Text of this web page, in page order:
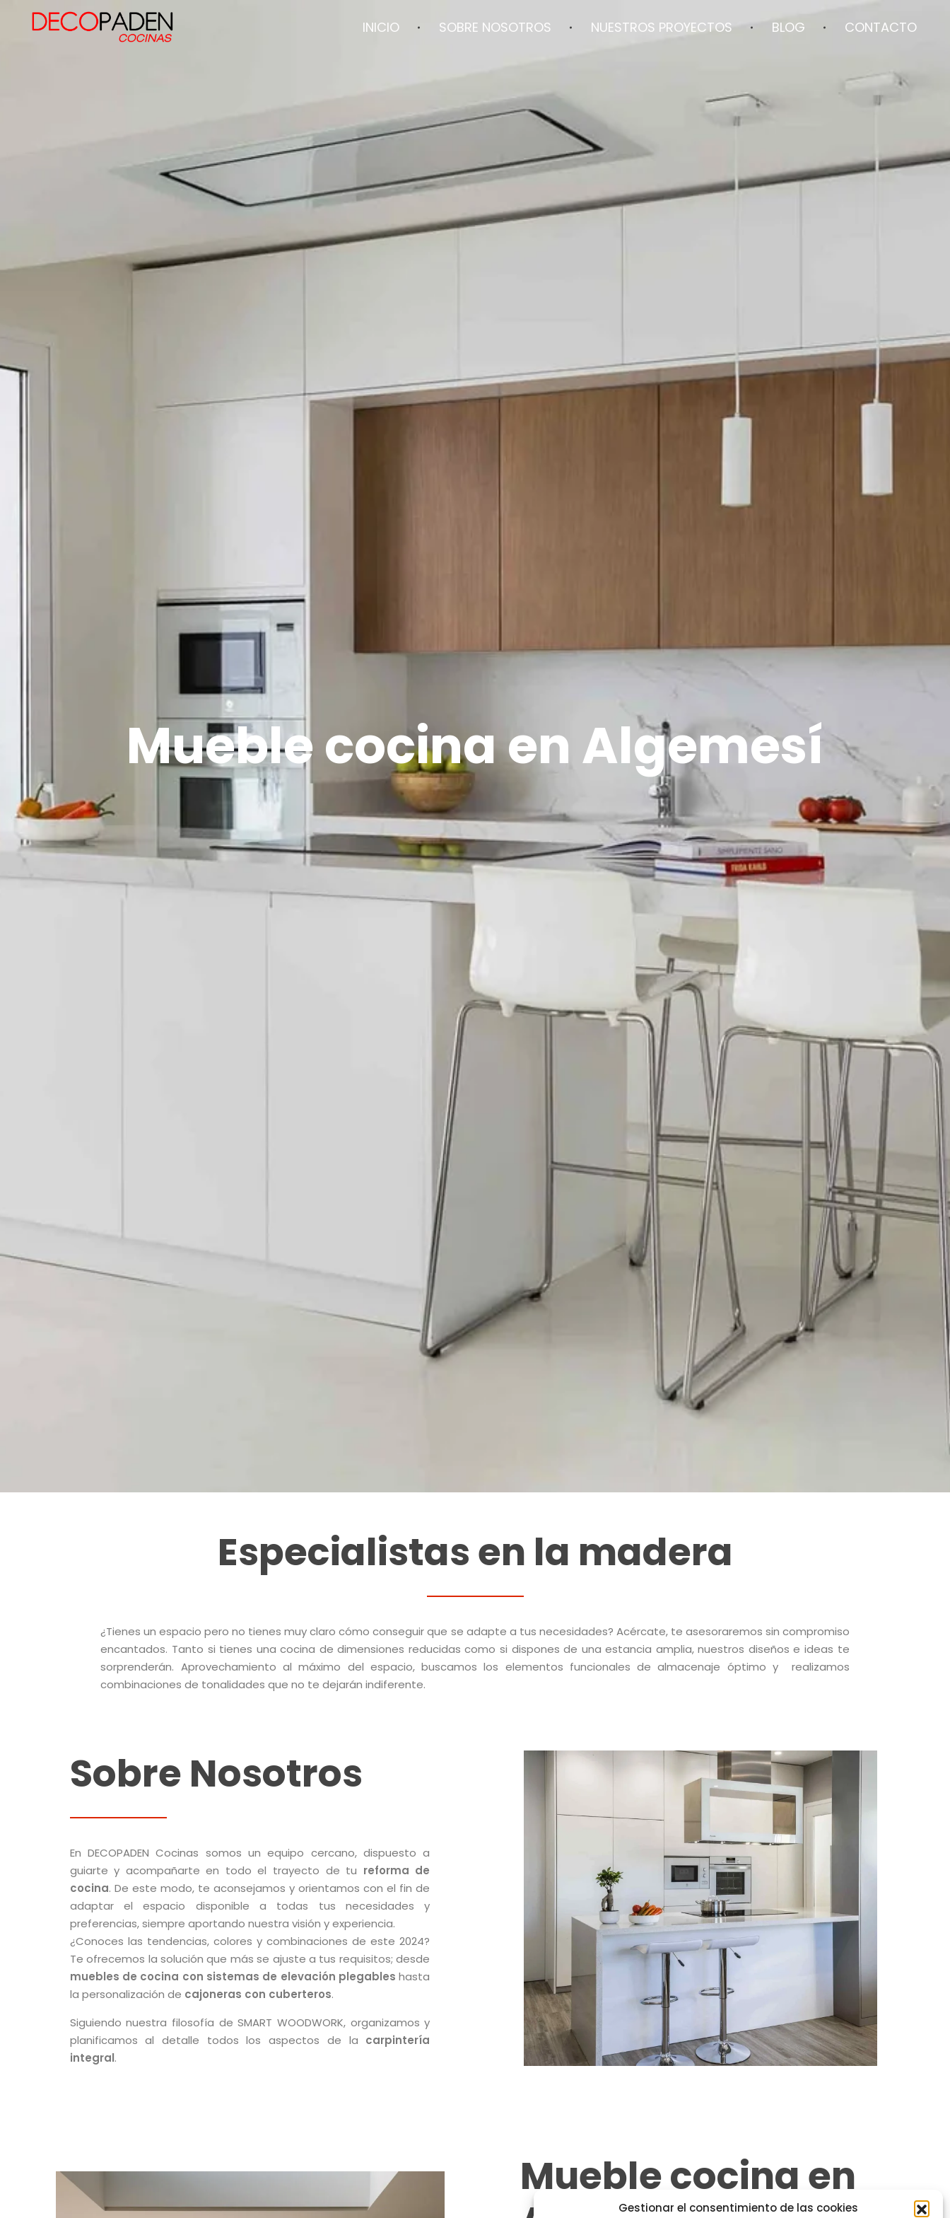
Gestionar el consentimiento de las cookies
INICIO SOBRE NOSOTROS NUESTROS PROYECTOS BLOG CONTACTO
Mueble cocina en Algemesí
Especialistas en la madera
¿Tienes un espacio pero no tienes muy claro cómo conseguir que se adapte a tus necesidades? Acércate, te asesoraremos sin compromiso
encantados. Tanto si tienes una cocina de dimensiones reducidas como si dispones de una estancia amplia, nuestros diseños e ideas te
sorprenderán. Aprovechamiento al máximo del espacio, buscamos los elementos funcionales de almacenaje óptimo y realizamos
combinaciones de tonalidades que no te dejarán indiferente.
Sobre Nosotros
En DECOPADEN Cocinas somos un equipo cercano, dispuesto a
guiarte y acompañarte en todo el trayecto de tu reforma de
cocina. De este modo, te aconsejamos y orientamos con el fin de
adaptar el espacio disponible a todas tus necesidades y
preferencias, siempre aportando nuestra visión y experiencia.
¿Conoces las tendencias, colores y combinaciones de este 2024?
Te ofrecemos la solución que más se ajuste a tus requisitos; desde
muebles de cocina con sistemas de elevación plegables hasta
la personalización de cajoneras con cuberteros.
Siguiendo nuestra filosofía de SMART WOODWORK, organizamos y
planificamos al detalle todos los aspectos de la carpintería
integral.
Mueble cocina en